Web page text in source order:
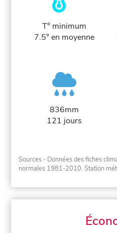
T° minimum
7.5° en moyenne
836mm
121 jours
Sources - Données des fiches
normales 1981-2010. Station